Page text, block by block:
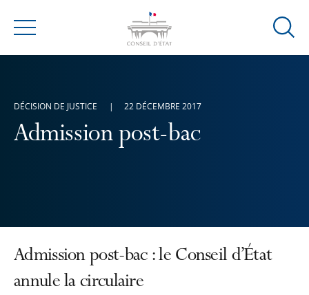
Menu
Ouvrir
Admission post-bac
DÉCISION DE JUSTICE 22 DÉCEMBRE 2017
Admission post-bac : le Conseil d’État
annule la circulaire